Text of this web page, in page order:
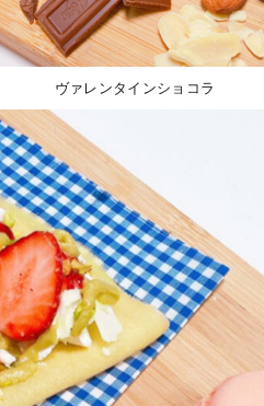
ヴァレンタインショコラ